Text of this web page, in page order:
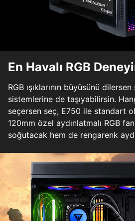
En Havalı RGB
RGB ışıklarının büyüsünü
sistemlerine de taşıyabilirsin.
seçersen seç, E750 ile standart
120mm özel aydınlatmalı RGB
soğutacak hem de rengarenk